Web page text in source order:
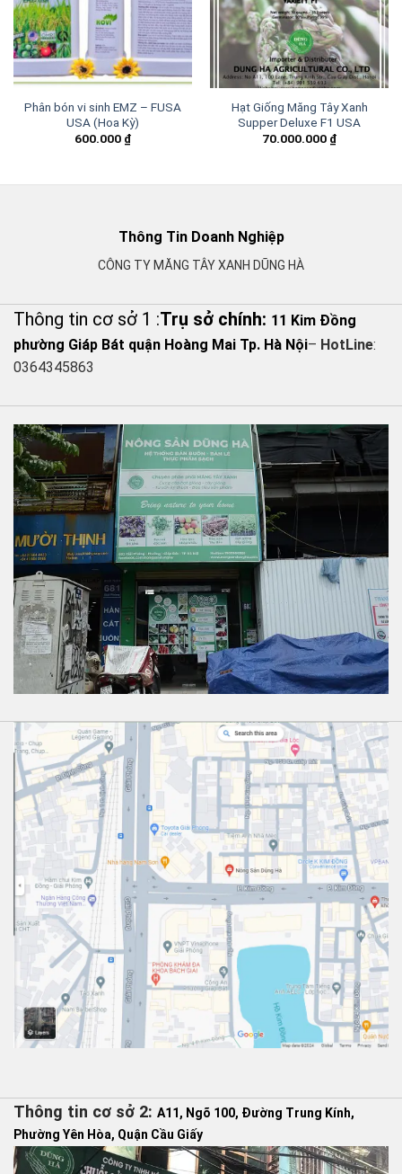
Phân bón vi sinh EMZ – FUSA
USA (Hoa Kỳ)
600.000 ₫
Hạt Giống Măng Tây Xanh
Supper Deluxe F1 USA
70.000.000 ₫
Thông Tin Doanh Nghiệp
CÔNG TY MĂNG TÂY XANH DŨNG HÀ
Thông tin cơ sở 1 :Trụ sở chính: 11 Kim Đồng
phường Giáp Bát quận Hoàng Mai Tp. Hà Nội– HotLine:
0364345863
Thông tin cơ sở 2: A11, Ngõ 100, Đường Trung Kính,
Phường Yên Hòa, Quận Cầu Giấy